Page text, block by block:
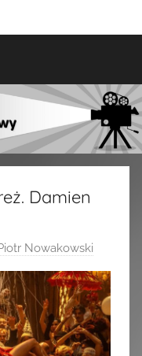
Damien
Nowakowski